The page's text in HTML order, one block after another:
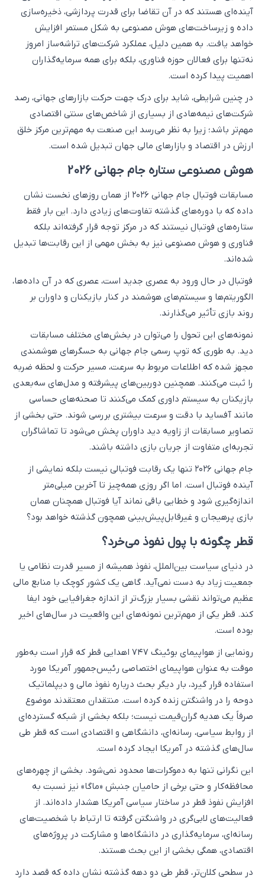
آینده‌ای هستند که در آن تقاضا برای قدرت پردازشی، ذخیره‌سازی
داده و زیرساخت‌های هوش مصنوعی به شکل مستمر افزایش
خواهد یافت. به همین دلیل، عملکرد شرکت‌های تراشه‌ساز امروز
نه‌تنها برای فعالان حوزه فناوری، بلکه برای همه سرمایه‌گذاران
اهمیت پیدا کرده است.
در چنین شرایطی، شاید برای درک جهت حرکت بازارهای جهانی، رصد
شرکت‌های نیمه‌هادی از بسیاری از شاخص‌های سنتی اقتصادی
مهم‌تر باشد؛ زیرا به نظر می‌رسد این صنعت به مهم‌ترین مرکز خلق
ارزش در اقتصاد و بازارهای مالی جهان تبدیل شده است.
هوش مصنوعی ستاره جام جهانی 2026
مسابقات فوتبال جام جهانی ۲۰۲۶ از همان روزهای نخست نشان
داده که با دوره‌های گذشته تفاوت‌های زیادی دارد. این بار فقط
ستاره‌های فوتبال نیستند که در مرکز توجه قرار گرفته‌اند بلکه
فناوری و هوش مصنوعی نیز به بخش مهمی از این رقابت‌ها تبدیل
شده‌اند.
فوتبال در حال ورود به عصری جدید است، عصری که در آن داده‌ها،
الگوریتم‌ها و سیستم‌های هوشمند در کنار بازیکنان و داوران بر
روند بازی تأثیر می‌گذارند.
نمونه‌های این تحول را می‌توان در بخش‌های مختلف مسابقات
دید. به طوری که توپ رسمی جام جهانی به حسگرهای هوشمندی
مجهز شده که اطلاعات مربوط به سرعت، مسیر حرکت و لحظه ضربه
را ثبت می‌کنند. همچنین دوربین‌های پیشرفته و مدل‌های سه‌بعدی
بازیکنان به سیستم داوری کمک می‌کنند تا صحنه‌های حساسی
مانند آفساید با دقت و سرعت بیشتری بررسی شوند. حتی بخشی از
تصاویر مسابقات از زاویه دید داوران پخش می‌شود تا تماشاگران
تجربه‌ای متفاوت از جریان بازی داشته باشند.
جام جهانی ۲۰۲۶ تنها یک رقابت فوتبالی نیست بلکه نمایشی از
آینده فوتبال است. اما اگر روزی همه‌چیز تا آخرین میلی‌متر
اندازه‌گیری شود و خطایی باقی نماند آیا فوتبال همچنان همان
بازی پرهیجان و غیرقابل‌پیش‌بینی همچون گذشته خواهد بود؟
قطر چگونه با پول نفوذ می‌خرد؟
در دنیای سیاست بین‌الملل، نفوذ همیشه از مسیر قدرت نظامی یا
جمعیت زیاد به دست نمی‌آید. گاهی یک کشور کوچک با منابع مالی
عظیم می‌تواند نقشی بسیار بزرگ‌تر از اندازه جغرافیایی خود ایفا
کند. قطر یکی از مهم‌ترین نمونه‌های این واقعیت در سال‌های اخیر
بوده است.
رونمایی از هواپیمای بوئینگ ۷۴۷ اهدایی قطر که قرار است به‌طور
موقت به عنوان هواپیمای اختصاصی رئیس‌جمهور آمریکا مورد
استفاده قرار گیرد، بار دیگر بحث درباره نفوذ مالی و دیپلماتیک
دوحه را در واشنگتن زنده کرده است. منتقدان معتقدند موضوع
صرفاً یک هدیه گران‌قیمت نیست؛ بلکه بخشی از شبکه گسترده‌ای
از روابط سیاسی، رسانه‌ای، دانشگاهی و اقتصادی است که قطر طی
سال‌های گذشته در آمریکا ایجاد کرده است.
این نگرانی تنها به دموکرات‌ها محدود نمی‌شود. بخشی از چهره‌های
محافظه‌کار و حتی برخی از حامیان جنبش «ماگا» نیز نسبت به
افزایش نفوذ قطر در ساختار سیاسی آمریکا هشدار داده‌اند. از
فعالیت‌های لابی‌گری در واشنگتن گرفته تا ارتباط با شخصیت‌های
رسانه‌ای، سرمایه‌گذاری در دانشگاه‌ها و مشارکت در پروژه‌های
اقتصادی، همگی بخشی از این بحث هستند.
در سطحی کلان‌تر، قطر طی دو دهه گذشته نشان داده که قصد دارد